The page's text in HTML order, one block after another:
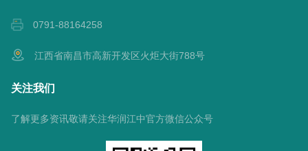
0791-88164258
江西省南昌市高新开发区火炬大街788号
关注我们
了解更多资讯敬请关注华润江中官方微信公众号